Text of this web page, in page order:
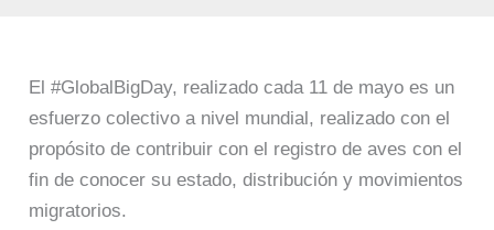
El #GlobalBigDay, realizado cada 11 de mayo es un
esfuerzo colectivo a nivel mundial, realizado con el
propósito de contribuir con el registro de aves con el
fin de conocer su estado, distribución y movimientos
migratorios.